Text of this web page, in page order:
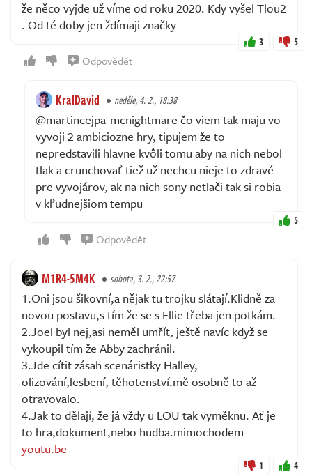
že něco vyjde už víme od roku 2020. Kdy vyšel Tlou2
. Od té doby jen ždímaji značky
3 5
Odpovědět
KralDavid neděle, 4. 2., 18:38
@martincejpa-mcnightmare čo viem tak maju vo
vyvoji 2 ambiciozne hry, tipujem že to
nepredstavili hlavne kvôli tomu aby na nich nebol
tlak a crunchovať tiež už nechcu nieje to zdravé
pre vyvojárov, ak na nich sony netlači tak si robia
v kľudnejšiom tempu
5
Odpovědět
M1R4-5M4K sobota, 3. 2., 22:57
1.Oni jsou šikovní,a nějak tu trojku slátají.Klidně za
novou postavu,s tím že se s Ellie třeba jen potkám.
2.Joel byl nej,asi neměl umřít, ještě navíc když se
vykoupil tím že Abby zachránil.
3.Jde cítit zásah scenáristky Halley,
olizování,lesbení, těhotenství.mě osobně to až
otravovalo.
4.Jak to dělají, že já vždy u LOU tak vyměknu. Ať je
to hra,dokument,nebo hudba.mimochodem
youtu.be
1 4